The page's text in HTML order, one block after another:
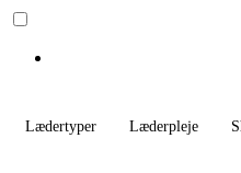
Lædertyper Læderpleje